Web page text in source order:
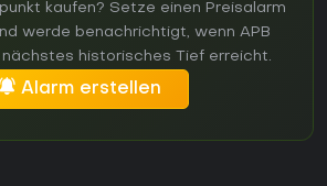
kaufen? Setze einen Preisalarm
werde benachrichtigt, wenn APB
nächstes historisches Tief erreicht.
Alarm erstellen